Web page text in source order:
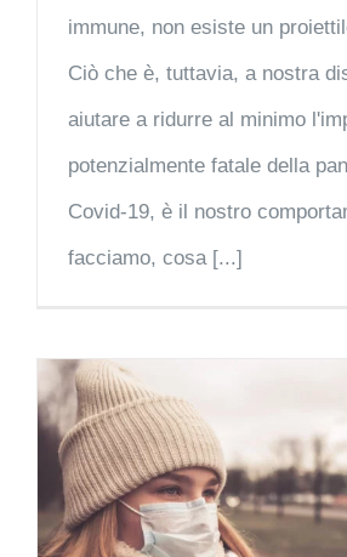
immune, non esiste un
Ciò che è, tuttavia, a nostra
aiutare a ridurre al minimo
potenzialmente fatale della
Covid-19, è il nostro
facciamo, cosa [...]